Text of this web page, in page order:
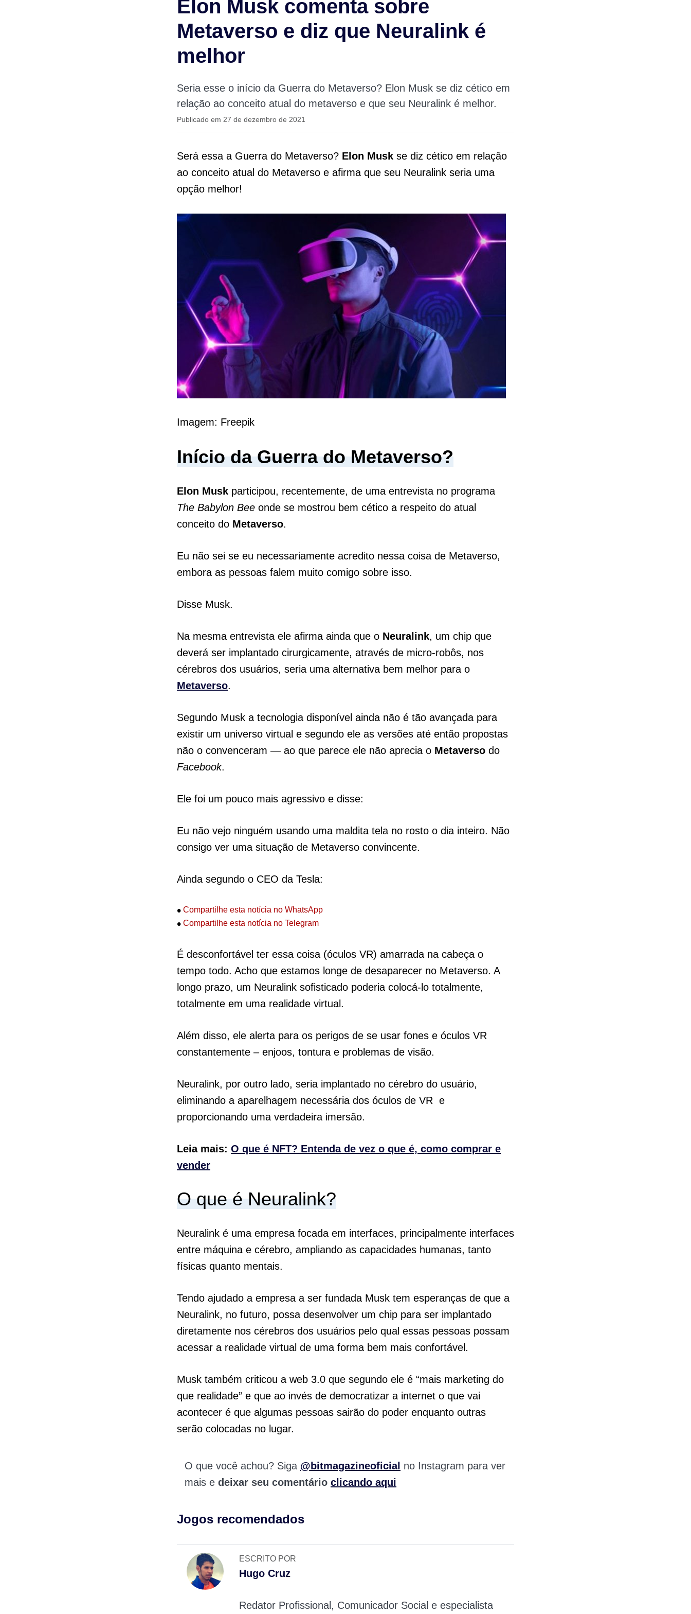
Elon Musk comenta sobre
Metaverso e diz que Neuralink é
melhor
Seria esse o início da Guerra do Metaverso? Elon Musk se diz cético em
relação ao conceito atual do metaverso e que seu Neuralink é melhor.
Publicado em 27 de dezembro de 2021
Será essa a Guerra do Metaverso? Elon Musk se diz cético em relação
ao conceito atual do Metaverso e afirma que seu Neuralink seria uma
opção melhor!
Imagem: Freepik
Início da Guerra do Metaverso?
Elon Musk participou, recentemente, de uma entrevista no programa
The Babylon Bee onde se mostrou bem cético a respeito do atual
conceito do Metaverso.
Eu não sei se eu necessariamente acredito nessa coisa de Metaverso,
embora as pessoas falem muito comigo sobre isso.
Disse Musk.
Na mesma entrevista ele afirma ainda que o Neuralink, um chip que
deverá ser implantado cirurgicamente, através de micro-robôs, nos
cérebros dos usuários, seria uma alternativa bem melhor para o
Metaverso.
Segundo Musk a tecnologia disponível ainda não é tão avançada para
existir um universo virtual e segundo ele as versões até então propostas
não o convenceram — ao que parece ele não aprecia o Metaverso do
Facebook.
Ele foi um pouco mais agressivo e disse:
Eu não vejo ninguém usando uma maldita tela no rosto o dia inteiro. Não
consigo ver uma situação de Metaverso convincente.
Ainda segundo o CEO da Tesla:
• Compartilhe esta notícia no WhatsApp
• Compartilhe esta notícia no Telegram
É desconfortável ter essa coisa (óculos VR) amarrada na cabeça o
tempo todo. Acho que estamos longe de desaparecer no Metaverso. A
longo prazo, um Neuralink sofisticado poderia colocá-lo totalmente,
totalmente em uma realidade virtual.
Além disso, ele alerta para os perigos de se usar fones e óculos VR
constantemente – enjoos, tontura e problemas de visão.
Neuralink, por outro lado, seria implantado no cérebro do usuário,
eliminando a aparelhagem necessária dos óculos de VR e
proporcionando uma verdadeira imersão.
Leia mais: O que é NFT? Entenda de vez o que é, como comprar e
vender
O que é Neuralink?
Neuralink é uma empresa focada em interfaces, principalmente interfaces
entre máquina e cérebro, ampliando as capacidades humanas, tanto
físicas quanto mentais.
Tendo ajudado a empresa a ser fundada Musk tem esperanças de que a
Neuralink, no futuro, possa desenvolver um chip para ser implantado
diretamente nos cérebros dos usuários pelo qual essas pessoas possam
acessar a realidade virtual de uma forma bem mais confortável.
Musk também criticou a web 3.0 que segundo ele é “mais marketing do
que realidade” e que ao invés de democratizar a internet o que vai
acontecer é que algumas pessoas sairão do poder enquanto outras
serão colocadas no lugar.
O que você achou? Siga @bitmagazineoficial no Instagram para ver
mais e deixar seu comentário clicando aqui
Jogos recomendados
ESCRITO POR
Hugo Cruz
Redator Profissional, Comunicador Social e especialista